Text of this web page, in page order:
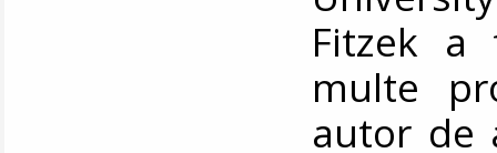
Fitzek a
multe
autor de